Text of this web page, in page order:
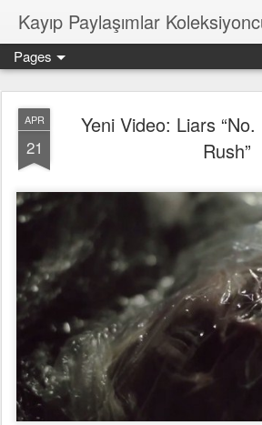
Kayıp Paylaşımlar
Pages
APR
21
Yeni Video: Liars
Rush”